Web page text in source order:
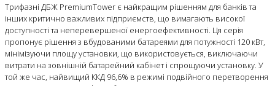
Трифазні ДБЖ PremiumTower є найкращим рішенням для банків та
інших критично важливих підприємств, що вимагають високої
доступності та неперевершеної енергоефективності. Ця серія
пропонує рішення з вбудованими батареями для потужності 120 кВт,
мінімізуючи площу установки, що використовується, виключаючи
витрати на зовнішній батарейний кабінет і спрощуючи установку. У
той же час, найвищий ККД 96,6% в режимі подвійного перетворення